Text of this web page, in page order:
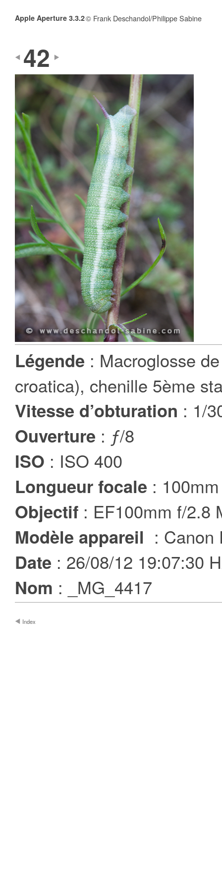
Apple Aperture 3.3.2© Frank Deschandol/Philippe Sabine
42
Légende : Macroglosse
croatica), chenille 5ème
Vitesse d’obturation : 1/
Ouverture : ƒ/8
ISO : ISO 400
Longueur focale : 100mm
Objectif : EF100mm f/2.8
Modèle appareil : Canon
Date : 26/08/12 19:07:30
Nom : _MG_4417
Index